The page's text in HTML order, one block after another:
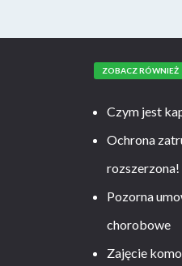
ZOBACZ RÓWNIEŻ
Czym jest
Ochrona
rozszerzona!
Pozorna
chorobowe
Zajęcie